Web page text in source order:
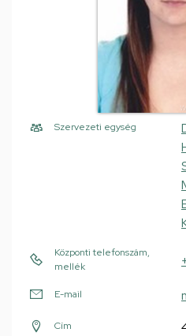
Szervezeti egység
Központi telefonszám,
mellék
E-mail
Cím